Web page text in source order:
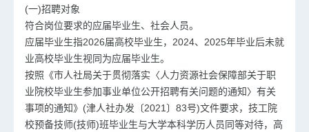
(一)招聘对象
符合岗位要求的应届毕业生、社会人员。
应届毕业生指2026届高校毕业生，2024、2025年毕业后未就
业高校毕业生视同为应届毕业生。
按照《市人社局关于贯彻落实〈人力资源社会保障部关于职
业院校毕业生参加事业单位公开招聘有关问题的通知〉有关
事项的通知》(津人社办发〔2021〕83号)文件要求，技工院
校预备技师(技师)班毕业生与大学本科学历人员同等对待，高